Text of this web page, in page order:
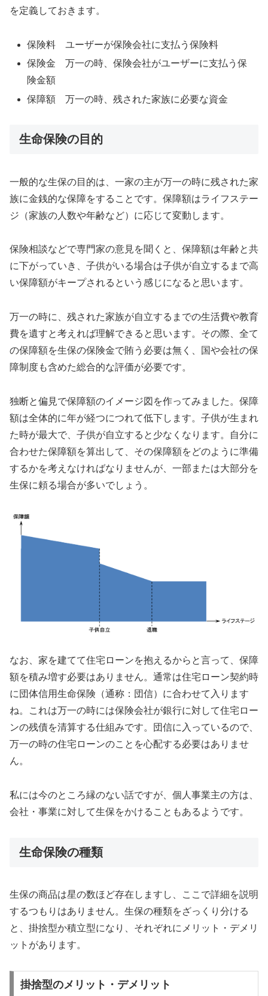
を定義しておきます。
保険料 ユーザーが保険会社に支払う保険料
保険金 万一の時、保険会社がユーザーに支払う保
険金額
保障額 万一の時、残された家族に必要な資金
生命保険の目的
一般的な生保の目的は、一家の主が万一の時に残された家
族に金銭的な保障をすることです。保障額はライフステー
ジ（家族の人数や年齢など）に応じて変動します。
保険相談などで専門家の意見を聞くと、保障額は年齢と共
に下がっていき、子供がいる場合は子供が自立するまで高
い保障額がキープされるという感じになると思います。
万一の時に、残された家族が自立するまでの生活費や教育
費を遺すと考えれば理解できると思います。その際、全て
の保障額を生保の保険金で賄う必要は無く、国や会社の保
障制度も含めた総合的な評価が必要です。
独断と偏見で保障額のイメージ図を作ってみました。保障
額は全体的に年が経つにつれて低下します。子供が生まれ
た時が最大で、子供が自立すると少なくなります。自分に
合わせた保障額を算出して、その保障額をどのように準備
するかを考えなければなりませんが、一部または大部分を
生保に頼る場合が多いでしょう。
なお、家を建てて住宅ローンを抱えるからと言って、保障
額を積み増す必要はありません。通常は住宅ローン契約時
に団体信用生命保険（通称：団信）に合わせて入ります
ね。これは万一の時には保険会社が銀行に対して住宅ロー
ンの残債を清算する仕組みです。団信に入っているので、
万一の時の住宅ローンのことを心配する必要はありませ
ん。
私には今のところ縁のない話ですが、個人事業主の方は、
会社・事業に対して生保をかけることもあるようです。
生命保険の種類
生保の商品は星の数ほど存在しますし、ここで詳細を説明
するつもりはありません。生保の種類をざっくり分ける
と、掛捨型か積立型になり、それぞれにメリット・デメリ
ットがあります。
掛捨型のメリット・デメリット